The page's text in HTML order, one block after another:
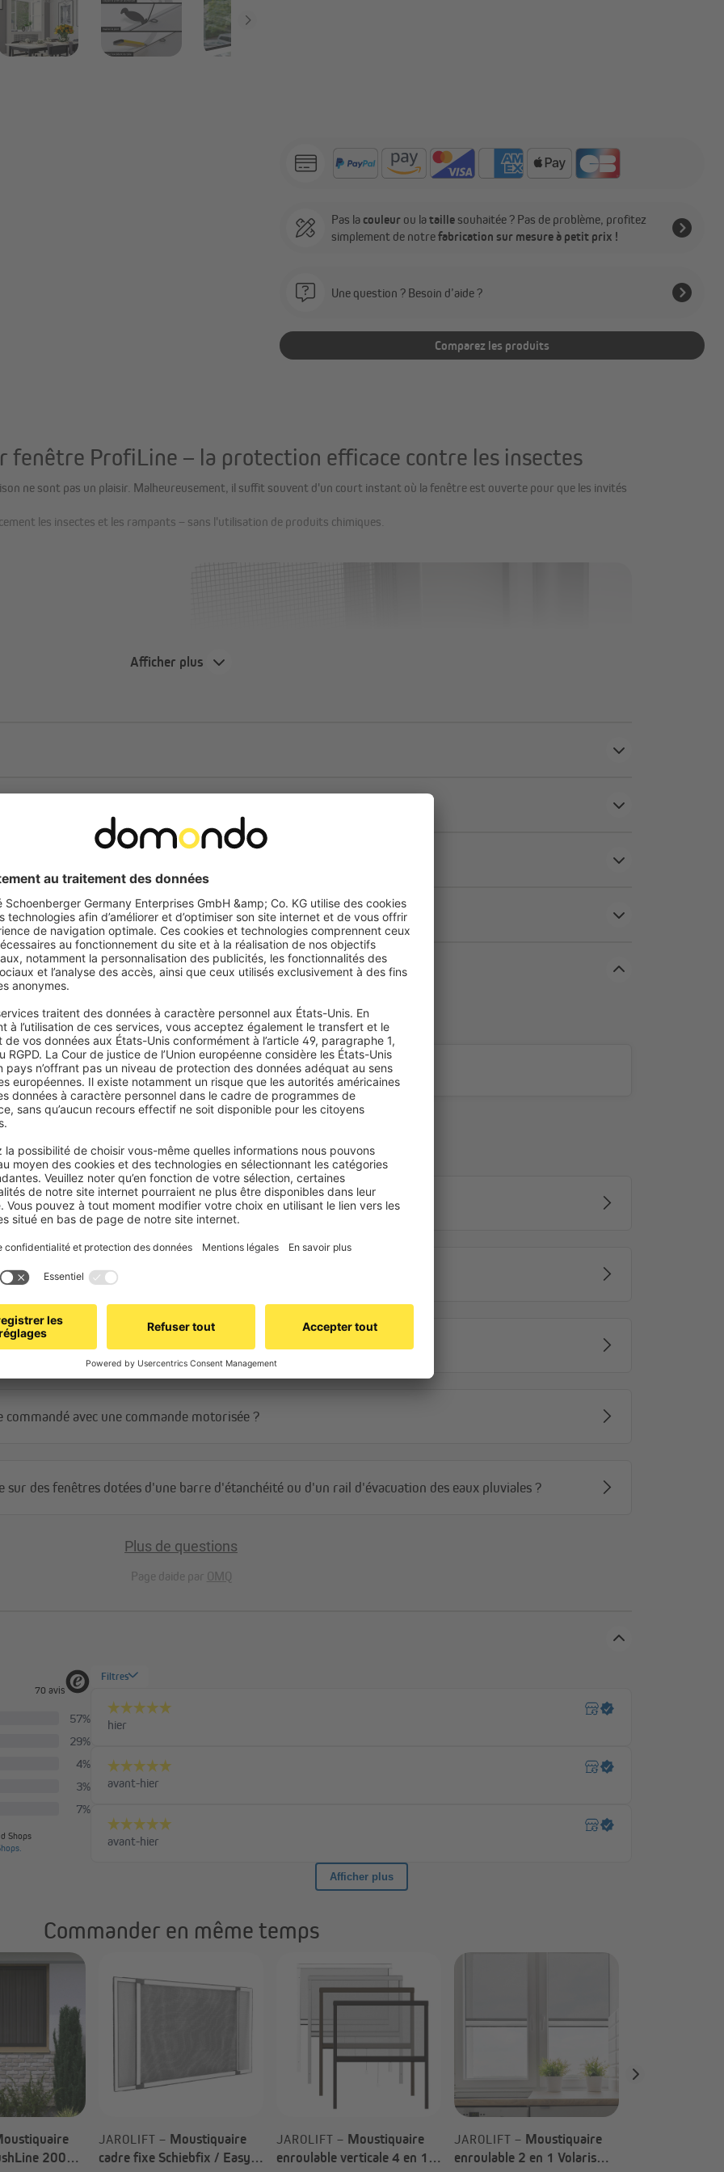
Pas la couleur ou lataille souhaitée ? Pas de problème, profitez
simplement de notrefabrication sur mesure à petit prix !
Une question ? Besoin d’aide ?
Comparez les produits
fenêtre ProfiLine – la protection efficace contre les insectes
ne sont pas un plaisir. Malheureusement, il suffit souvent d'un court instant où la fenêtre est ouverte pour que les invités
les insectes et les rampants – sans l'utilisation de produits chimiques.
dimensions jusqu’à 130–150
raccourcie pour
Qu’est-ce qui rend la moustiquaire Profi Line
unique ?
de verre robuste et
est facile à entretenir et se lave
en argent, blanc, brun et
nette et agréable !
réduisant les reflets et offrant une vue claire et confortable. Vos yeux s’y habituent rapidement, vous donnant
des insectes.
Afficher plus
Foire aux questions
elles également être installées dans l'embrasure ?
avec une commande motorisée ?
des fenêtres dotées d'une barre d'étanchéité ou d'un rail d'évacuation des eaux pluviales ?
Plus de questions
Page daide par OMQ
Commander en même temps
2000
JAROLIFT – Moustiquaire
cadre fixe Schiebfix / Easy
JAROLIFT – Moustiquaire
enroulable verticale 4 en 1
JAROLIFT – Moustiquaire
enroulable 2 en 1 Volaris